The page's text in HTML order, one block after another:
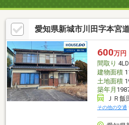
愛知県新城市川田字本宮
600万円
間取り
建物面積
土地面積
築年月
ＪＲ飯
その他の交通